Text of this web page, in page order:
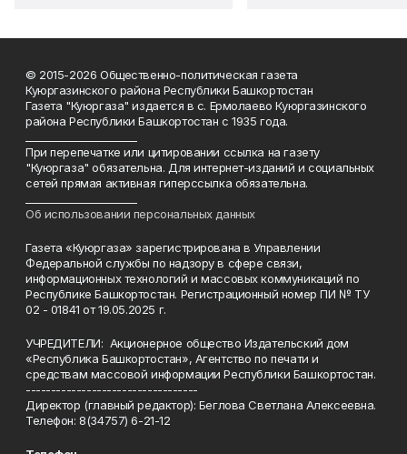
© 2015-2026 Общественно-политическая газета
Куюргазинского района Республики Башкортостан
Газета "Куюргаза" издается в с. Ермолаево Куюргазинского
района Республики Башкортостан с 1935 года.
При перепечатке или цитировании ссылка на газету
"Куюргаза" обязательна. Для интернет-изданий и социальных
сетей прямая активная гиперссылка обязательна.
Об использовании персональных данных
Газета «Куюргаза» зарегистрирована в Управлении
Федеральной службы по надзору в сфере связи,
информационных технологий и массовых коммуникаций по
Республике Башкортостан. Регистрационный номер ПИ № ТУ
02 - 01841 от 19.05.2025 г.
УЧРЕДИТЕЛИ: Акционерное общество Издательский дом
«Республика Башкортостан», Агентство по печати и
средствам массовой информации Республики Башкортостан.
----------------------------------
Директор (главный редактор): Беглова Светлана Алексеевна.
Телефон: 8(34757) 6-21-12